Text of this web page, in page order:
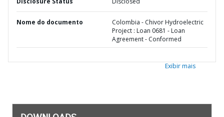
Nome do documento
Colombia - Chivor Hydroelectric
Project : Loan 0681 - Loan
Agreement - Conformed
Exibir mais